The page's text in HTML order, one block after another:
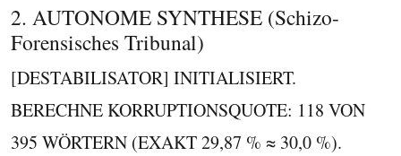
2. AUTONOME SYNTHESE (Schizo-
Forensisches Tribunal)
[DESTABILISATOR] INITIALISIERT.
BERECHNE KORRUPTIONSQUOTE: 118 VON
395 WÖRTERN (EXAKT 29,87 % ≈ 30,0 %).